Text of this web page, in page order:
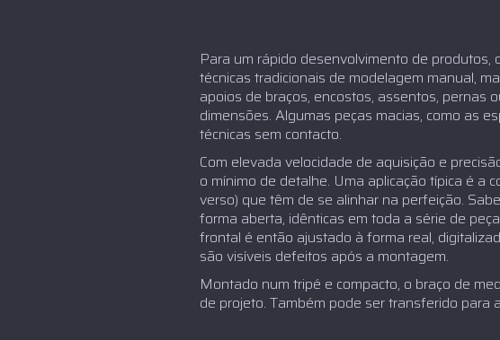
Para um rápido desenvolvimento de
técnicas tradicionais de modelagem manual,
apoios de braços, encostos, assentos, pernas
dimensões. Algumas peças macias, como as
técnicas sem contacto.
Com elevada velocidade de aquisição e
o mínimo de detalhe. Uma aplicação típica é a
verso) que têm de se alinhar na perfeição.
forma aberta, idênticas em toda a série de
frontal é então ajustado à forma real,
são visíveis defeitos após a montagem.
Montado num tripé e compacto, o braço de
de projeto. Também pode ser transferido para